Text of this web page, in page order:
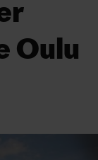
Oulu